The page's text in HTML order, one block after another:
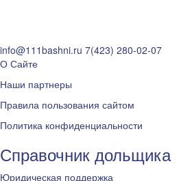
info@111bashni.ru 7(423) 280-02-07
О Сайте
Наши партнеры
Правила пользования сайтом
Политика конфиденциальности
Справочник дольщика
Юридическая поддержка